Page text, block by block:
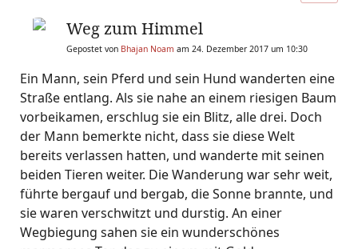
Weg zum Himmel
Gepostet von Bhajan Noam am 24. Dezember 2017 um 10:30
Ein Mann, sein Pferd und sein Hund wanderten eine
Straße entlang. Als sie nahe an einem riesigen Baum
vorbeikamen, erschlug sie ein Blitz, alle drei. Doch
der Mann bemerkte nicht, dass sie diese Welt
bereits verlassen hatten, und wanderte mit seinen
beiden Tieren weiter. Die Wanderung war sehr weit,
führte bergauf und bergab, die Sonne brannte, und
sie waren verschwitzt und durstig. An einer
Wegbiegung sahen sie ein wunderschönes